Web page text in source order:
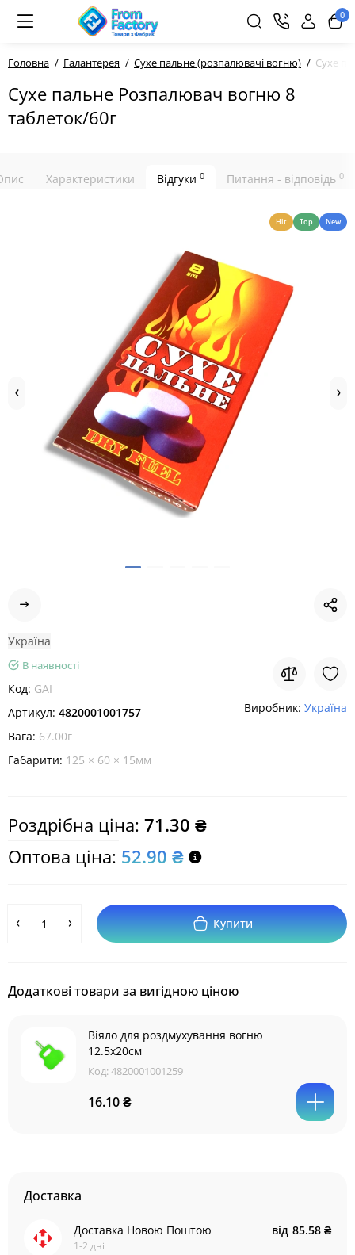
0
Головна Галантерея Сухе пальне (розпалювачі вогню) Сухе
Сухе пальне Розпалювач вогню 8
таблеток/60г
Характеристики Відгуки 0 Питання - відповідь 0
Hit Top New
Україна
В наявності
Код: GAI
Артикул: 4820001001757
Вага: 67.00г
Габарити: 125 × 60 × 15мм
Виробник: Україна
Роздрібна ціна: 71.30 ₴
Оптова ціна: 52.90 ₴
Купити
Додаткові товари за вигідною ціною
Віяло для роздмухування вогню
12.5х20см
Код:4820001001259
16.10 ₴
Доставка
Доставка Новою Поштою
1-2 дні
від 85.58 ₴